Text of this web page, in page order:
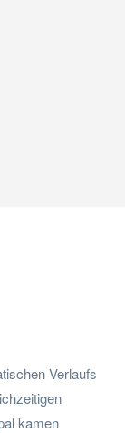
Verlaufs
kamen